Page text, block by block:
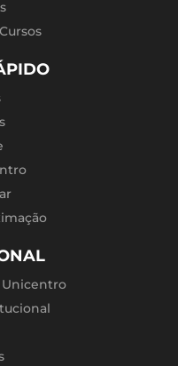
Unicentro